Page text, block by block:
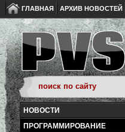
ГЛАВНАЯ АРХИВ НОВОСТЕЙ
НОВОСТИ
ПРОГРАММИРОВАНИЕ